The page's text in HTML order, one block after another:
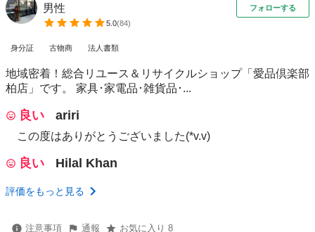
男性
5.0(84)
フォローする
身分証 古物商 法人書類
地域密着！総合リユース＆リサイクルショップ「愛品倶楽部
柏店」です。 家具･家電品･雑貨品･...
良い ariri
この度はありがとうございました(*v.v)
良い Hilal Khan
評価をもっと見る
注意事項 通報 お気に入り 8